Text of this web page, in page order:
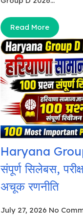
Read More
Haryana
संपूर्ण सिलेबस,
अचूक रणनीति
July 27, 2026 No